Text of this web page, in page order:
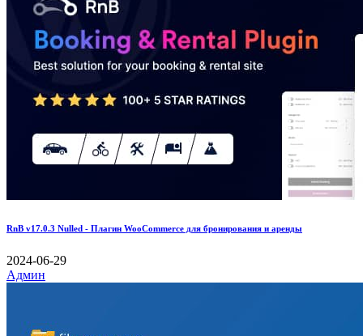
RnB v17.0.3 Nulled - Плагин WooCommerce для бронирования и аренды
2024-06-29
Админ